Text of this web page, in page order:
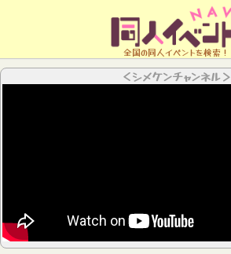
全国の同人イベントを検索！
＜シメケンチャンネル＞